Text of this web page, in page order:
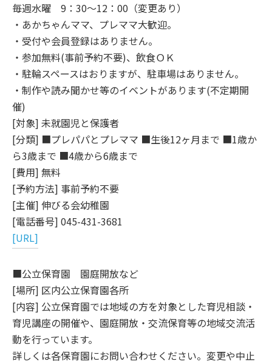
毎週水曜 9：30～12：00（変更あり）
・あかちゃんママ、プレママ大歓迎。
・受付や会員登録はありません。
・参加無料(事前予約不要)、飲食ＯＫ
・駐輪スペースはおりますが、駐車場はありません。
・制作や読み聞かせ等のイベントがあります(不定期開
催)
[対象] 未就園児と保護者
[分類] ■プレパパとプレママ ■生後12ヶ月まで ■1歳か
ら3歳まで ■4歳から6歳まで
[費用] 無料
[予約方法] 事前予約不要
[主催] 伸びる会幼稚園
[電話番号] 045-431-3681
[URL]
■公立保育園 園庭開放など
[場所] 区内公立保育園各所
[内容] 公立保育園では地域の方を対象とした育児相談・
育児講座の開催や、園庭開放・交流保育等の地域交流活
動を行っています。
詳しくは各保育園にお問い合わせください。変更や中止